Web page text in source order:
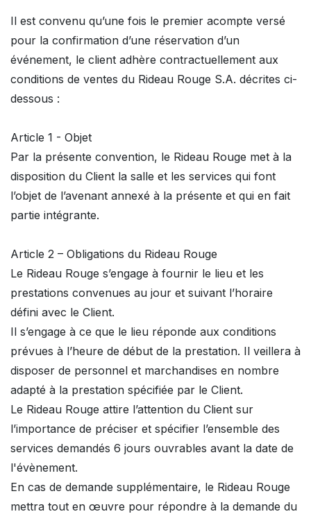
Il est convenu qu’une fois le premier acompte versé
pour la confirmation d’une réservation d’un
événement, le client adhère contractuellement aux
conditions de ventes du Rideau Rouge S.A. décrites ci-
dessous :
Article 1 - Objet
Par la présente convention, le Rideau Rouge met à la
disposition du Client la salle et les services qui font
l’objet de l’avenant annexé à la présente et qui en fait
partie intégrante.
Article 2 – Obligations du Rideau Rouge
Le Rideau Rouge s’engage à fournir le lieu et les
prestations convenues au jour et suivant l’horaire
défini avec le Client.
Il s’engage à ce que le lieu réponde aux conditions
prévues à l’heure de début de la prestation. Il veillera à
disposer de personnel et marchandises en nombre
adapté à la prestation spécifiée par le Client.
Le Rideau Rouge attire l’attention du Client sur
l’importance de préciser et spécifier l’ensemble des
services demandés 6 jours ouvrables avant la date de
l'évènement.
En cas de demande supplémentaire, le Rideau Rouge
mettra tout en œuvre pour répondre à la demande du